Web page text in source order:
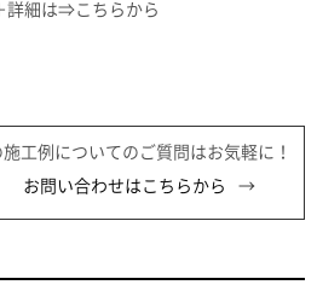
詳細は⇒こちらから
施工例についてのご質問はお気軽に！
お問い合わせはこちらから